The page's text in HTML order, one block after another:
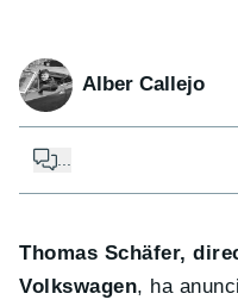
Alber Callejo
Thomas Schäfer,
Volkswagen, ha